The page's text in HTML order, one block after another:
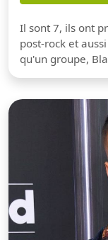
Il sont 7, ils ont
post-rock et
qu'un groupe,